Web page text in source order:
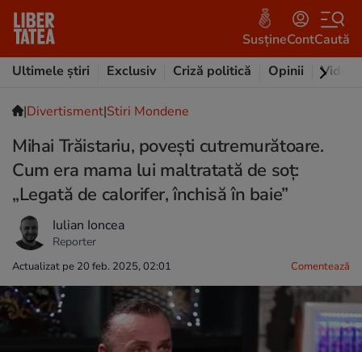
SusțineContCaută
Ultimele știri
Exclusiv Criză politică Opinii Video
|Divertisment|Stiri Mondene
Mihai Trăistariu, povești cutremurătoare.
Cum era mama lui maltratată de soț:
„Legată de calorifer, închisă în baie”
Iulian Ioncea
Reporter
Actualizat pe 20 feb. 2025, 02:01 Comentează